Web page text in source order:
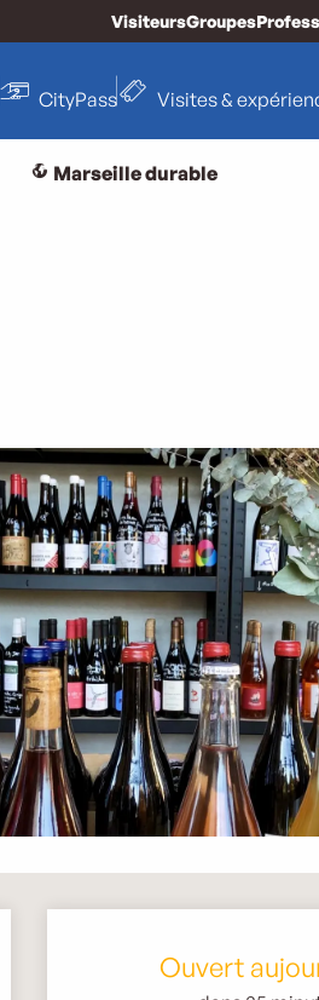
VisiteursGroupes
CityPass Visites &
Marseille durable
Ouverture
Ouvert